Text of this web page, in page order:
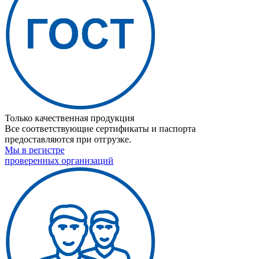
Только качественная продукция
Все соответствующие сертификаты и паспорта
предоставляются при отгрузке.
Мы в регистре
проверенных организаций